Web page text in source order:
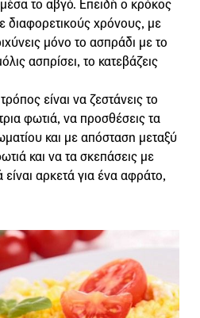
το αβγό. Επειδή ο κρόκος
διαφορετικούς χρόνους, με
μόνο το ασπράδι με το
ασπρίσει, το κατεβάζεις
είναι να ζεστάνεις το
φωτιά, να προσθέσεις τα
και με απόσταση μεταξύ
και να τα σκεπάσεις με
αρκετά για ένα αφράτο,